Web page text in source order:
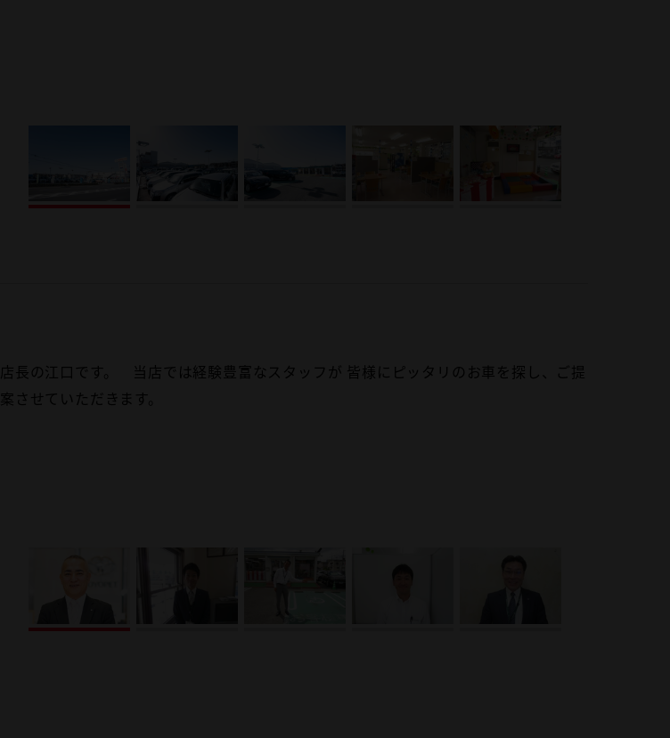
店長の江口です。 当店では経験豊富なスタッフが 皆様にピッタリのお車を探し、ご提
案させていただきます。
マネージャー 北山 雅一 親切・丁寧がモットーです。元気に明るく対応致します。
営業スタッフ 奥田 毅 親切・丁寧がモットーです。真心込めた対応でお迎え致します
☆いつも笑顔で、お客様のご来店お待ちしております。
営業スタッフ 有田 太一 親切・丁寧がモットーです。ハキハキした受け答えで対応さ
せて頂きます。お車の事でしたら何なりとご相談下さい。ピッタリの１台をお探しさせ
営業スタッフ 釣谷 哲也 お客様の立場に立ち、わかりやすく説明させていただきま
す。お車の事なら私にお任せ下さい！ご来店お待ちしております。